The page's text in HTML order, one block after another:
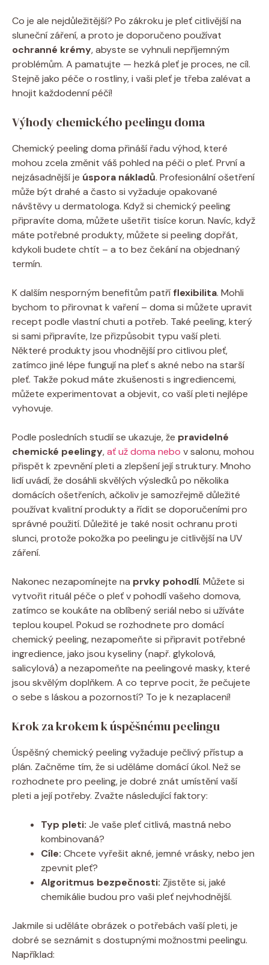
Co je ale nejdůležitější? Po zákroku je pleť citlivější na
sluneční záření, a proto je doporučeno používat
ochranné krémy, abyste se vyhnuli nepříjemným
problémům. A pamatujte — hezká pleť je proces, ne cíl.
Stejně jako péče o rostliny, i vaši pleť je třeba zalévat a
hnojit každodenní péčí!
Výhody chemického peelingu doma
Chemický peeling doma přináší řadu výhod, které
mohou zcela změnit váš pohled na péči o pleť. První a
nejzásadnější je úspora nákladů. Profesionální ošetření
může být drahé a často si vyžaduje opakované
návštěvy u dermatologa. Když si chemický peeling
připravíte doma, můžete ušetřit tisíce korun. Navíc, když
máte potřebné produkty, můžete si peeling dopřát,
kdykoli budete chtít – a to bez čekání na objednaný
termín.
K dalším nesporným benefitům patří flexibilita. Mohli
bychom to přirovnat k vaření – doma si můžete upravit
recept podle vlastní chuti a potřeb. Také peeling, který
si sami připravíte, lze přizpůsobit typu vaší pleti.
Některé produkty jsou vhodnější pro citlivou pleť,
zatímco jiné lépe fungují na pleť s akné nebo na starší
pleť. Takže pokud máte zkušenosti s ingrediencemi,
můžete experimentovat a objevit, co vaší pleti nejlépe
vyhovuje.
Podle posledních studií se ukazuje, že pravidelné
chemické peelingy,ať už doma nebo v salonu, mohou
přispět k zpevnění pleti a zlepšení její struktury. Mnoho
lidí uvádí, že dosáhli skvělých výsledků po několika
domácích ošetřeních, ačkoliv je samozřejmě důležité
používat kvalitní produkty a řídit se doporučeními pro
správné použití. Důležité je také nosit ochranu proti
slunci, protože pokožka po peelingu je citlivější na UV
záření.
Nakonec nezapomínejte na prvky pohodlí. Můžete si
vytvořit rituál péče o pleť v pohodlí vašeho domova,
zatímco se koukáte na oblíbený seriál nebo si užíváte
teplou koupel. Pokud se rozhodnete pro domácí
chemický peeling, nezapomeňte si připravit potřebné
ingredience, jako jsou kyseliny (např. glykolová,
salicylová) a nezapomeňte na peelingové masky, které
jsou skvělým doplňkem. A co teprve pocit, že pečujete
o sebe s láskou a pozorností? To je k nezaplacení!
Krok za krokem k úspěšnému peelingu
Úspěšný chemický peeling vyžaduje pečlivý přístup a
plán. Začněme tím, že si uděláme domácí úkol. Než se
rozhodnete pro peeling, je dobré znát umístění vaší
pleti a její potřeby. Zvažte následující faktory:
Typ pleti: Je vaše pleť citlivá, mastná nebo
kombinovaná?
Cíle: Chcete vyřešit akné, jemné vrásky, nebo jen
zpevnit pleť?
Algoritmus bezpečnosti: Zjistěte si, jaké
chemikálie budou pro vaši pleť nejvhodnější.
Jakmile si uděláte obrázek o potřebách vaší pleti, je
dobré se seznámit s dostupnými možnostmi peelingu.
Například: